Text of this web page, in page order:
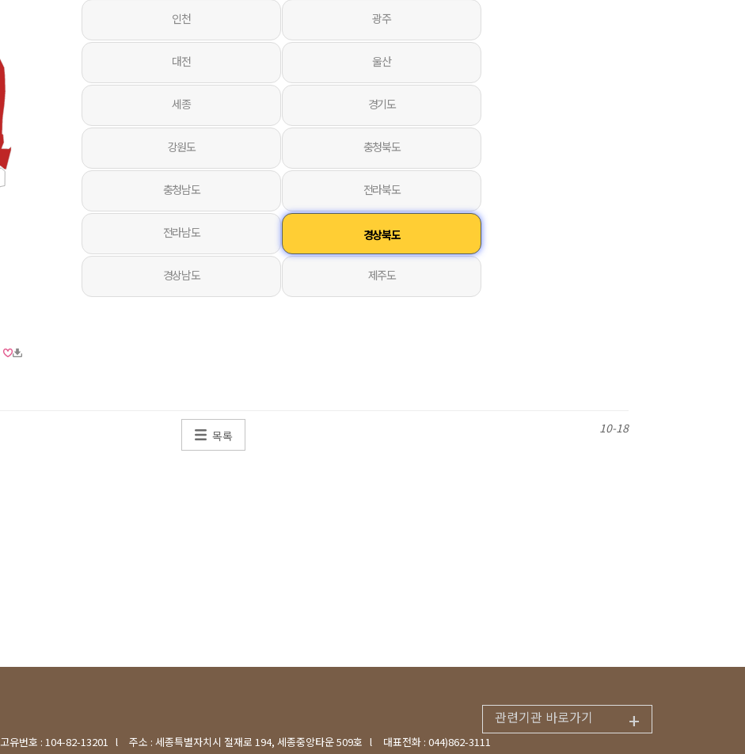
인천 광주
대전 울산
세종 경기도
강원도 충청북도
충청남도 전라북도
전라남도 경상북도
경상남도 제주도
10-18
목록
고유번호 : 104-82-13201 l 주소 : 세종특별자치시 절재로 194, 세종중앙타운 509호 l
대표전화 : 044)862-3111
관련기관 바로가기 +